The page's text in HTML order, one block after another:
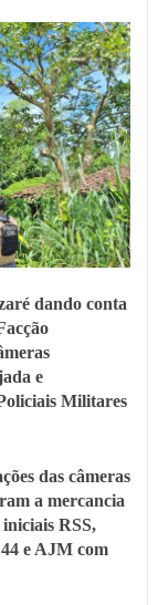
dando conta
e
Militares
das câmeras
a mercancia
RSS,
e AJM com